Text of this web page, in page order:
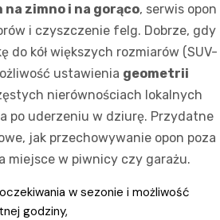
na zimno i na gorąco, serwis opon
i czyszczenie felg. Dobrze, gdy
do kół większych rozmiarów (SUV-
ustawienia geometrii
nierównościach lokalnych
po uderzeniu w dziurę. Przydatne
jak przechowywanie opon poza
miejsce w piwnicy czy garażu.
w sezonie i możliwość
godziny,